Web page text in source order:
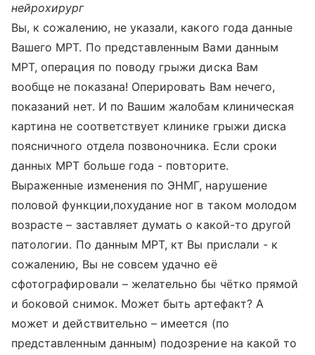
нейрохирург
Вы, к сожалению, не указали, какого года данные
Вашего МРТ. По представленным Вами данным
МРТ, операция по поводу грыжи диска Вам
вообще не показана! Оперировать Вам нечего,
показаний нет. И по Вашим жалобам клиническая
картина не соответствует клинике грыжи диска
поясничного отдела позвоночника. Если сроки
данных МРТ больше года - повторите.
Выраженные изменения по ЭНМГ, нарушение
половой функции,похудание ног в таком молодом
возрасте – заставляет думать о какой-то другой
патологии. По данным МРТ, кт Вы прислали - к
сожалению, Вы не совсем удачно её
сфотографировали – желательно бы чётко прямой
и боковой снимок. Может быть артефакт? А
может и действительно – имеется (по
представленным данным) подозрение на какой то